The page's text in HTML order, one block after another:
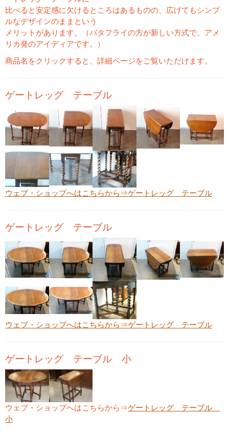
比べると安定感に欠けるところはあるものの、広げてもシンプ
ルなデザインのままという
メリットがあります。（バタフライの方が新しい方式で、アメ
リカ発のアイディアです。）
商品名をクリックすると、詳細ページをご覧いただけます。
ゲートレッグ テーブル
ウェブ・ショップへはこちらから⇒ゲートレッグ テーブル
ゲートレッグ テーブル
ウェブ・ショップへはこちらから⇒ゲートレッグ テーブル
ゲートレッグ テーブル 小
ウェブ・ショップへはこちらから⇒ゲートレッグ テーブル
小